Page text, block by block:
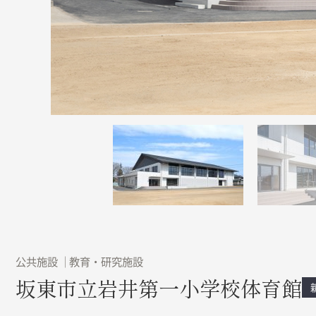
公共施設 教育・研究施設
坂東市立岩井第一小学校体育館